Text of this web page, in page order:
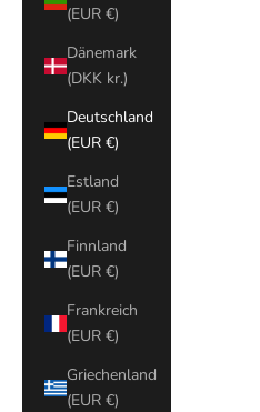
(EUR €)
Dänemark
(DKK kr.)
Deutschland
(EUR €)
Estland
(EUR €)
Finnland
(EUR €)
Frankreich
(EUR €)
Griechenland
(EUR €)